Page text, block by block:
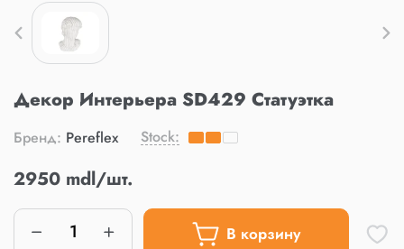
Декор Интерьера SD429 Статуэтка
Бренд: Pereflex Stock:
2950 mdl/шт.
В корзину